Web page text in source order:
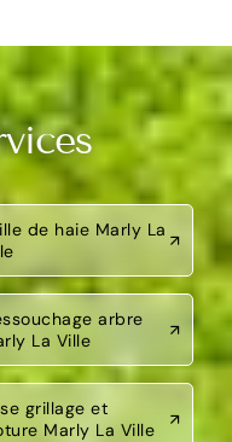
de haie Marly La
arbre
La Ville
grillage et
Marly La Ville